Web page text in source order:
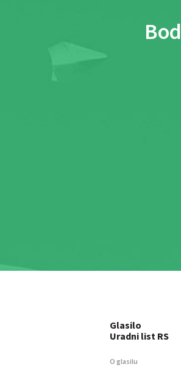
Glasilo
Uradni list RS
O glasilu